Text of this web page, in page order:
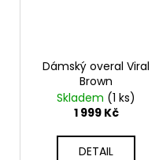
Dámský overal Viral
Brown
Skladem (1 ks)
1 999 Kč
DETAIL